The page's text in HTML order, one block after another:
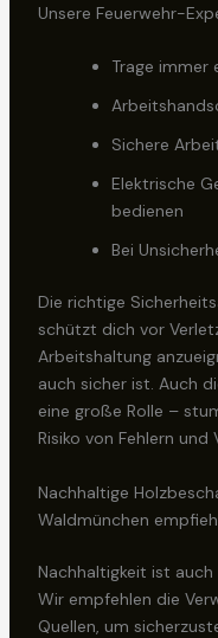
Unsere Feuerwehr-
Trage immer
Sichere
Elektrische
bedienen
Bei
Die richtige
schützt dich vor
Arbeitshaltung
auch sicher ist. Auch
eine große Rolle –
Risiko von Fehlern und
Nachhaltige
Waldmünchen
Nachhaltigkeit ist
Wir empfehlen die
Quellen, um